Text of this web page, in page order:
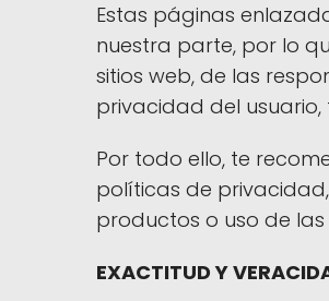
Estas páginas
nuestra parte, por lo
sitios web, de las
privacidad del
Por todo ello, te
políticas de
productos o uso de las
EXACTITUD Y